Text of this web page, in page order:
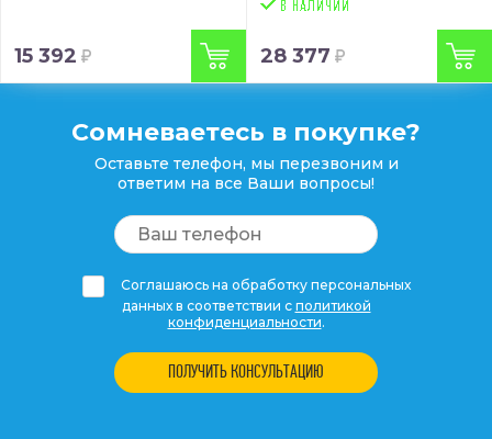
15 392 28 377
Сомневаетесь в покупке?
Оставьте телефон, мы перезвоним и
ответим на все Ваши вопросы!
Соглашаюсь на обработку персональных
данных в соответствии с политикой
конфиденциальности.
ПОЛУЧИТЬ КОНСУЛЬТАЦИЮ